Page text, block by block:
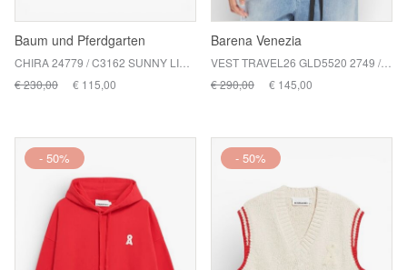
Baum und Pferdgarten
€ 230,00
€ 115,00
Barena Venezia
VEST TRAVEL26 GLD5520 2749 / UNICO
€ 290,00
€ 145,00
- 50% - 50%